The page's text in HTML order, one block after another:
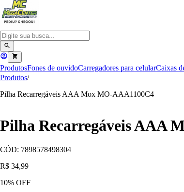
ProdutosFones de ouvidoCarregadores para celularCaixas
Produtos/
Pilha Recarregáveis AAA Mox MO-AAA1100C4
Pilha Recarregáveis AAA
CÓD: 7898578498304
R$ 34,99
10% OFF